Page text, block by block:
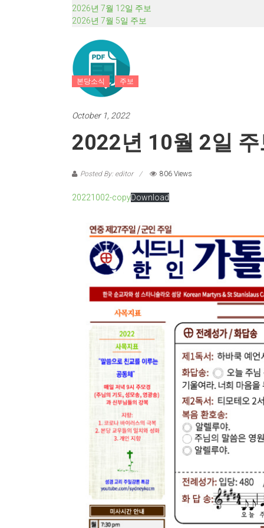
2026년 7월 12일 주보
2026년 7월 5일 주보
본당소식 주보
October 1, 2022
2022년 10월 2일
Posted By: editor 806 Views
20221002-copyDownload